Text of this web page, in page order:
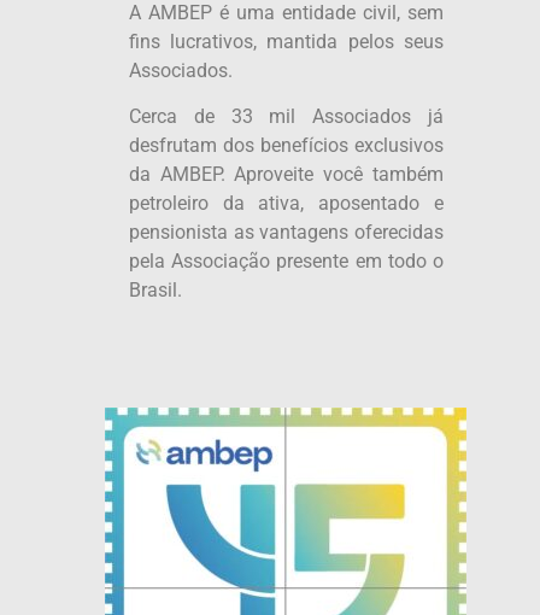
A AMBEP é uma entidade civil, sem
fins lucrativos, mantida pelos seus
Associados.
Cerca de 33 mil Associados já
desfrutam dos benefícios exclusivos
da AMBEP. Aproveite você também
petroleiro da ativa, aposentado e
pensionista as vantagens oferecidas
pela Associação presente em todo o
Brasil.